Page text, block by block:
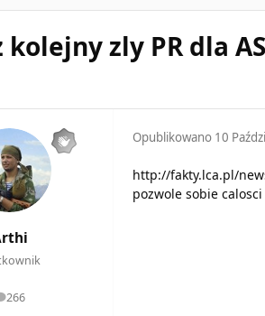
kolejny zly PR dla
266
odpowiedzi
Opublikowano 10
http://fakty.lca.pl/
pozwole sobie